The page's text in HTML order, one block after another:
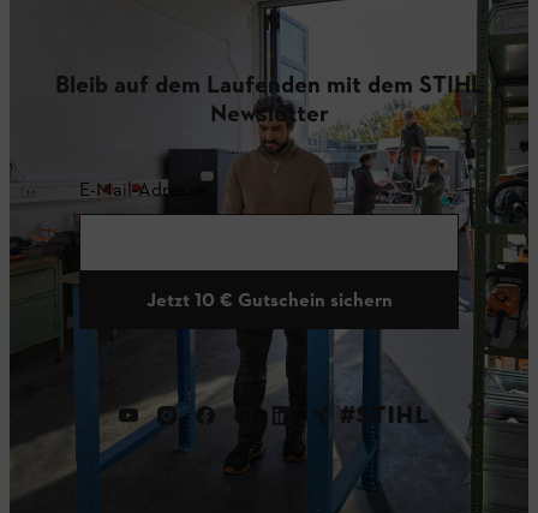
Bleib auf dem Laufenden mit dem STIHL
Newsletter
E-Mail-Adresse
Jetzt 10 € Gutschein sichern
#STIHL